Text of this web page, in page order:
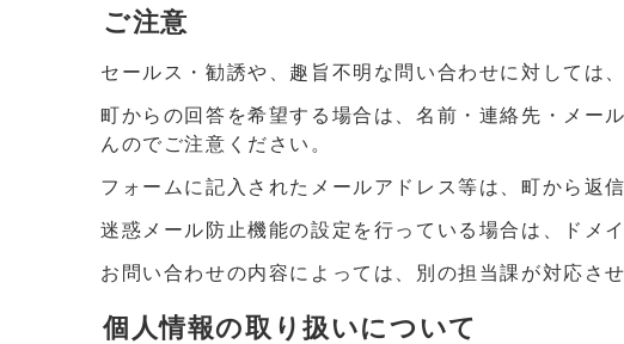
ご注意
セールス・勧誘や、趣旨不明な問い合わせに対しては
町からの回答を希望する場合は、名前・連絡先・メー
んのでご注意ください。
フォームに記入されたメールアドレス等は、町から返
迷惑メール防止機能の設定を行っている場合は、ド
お問い合わせの内容によっては、別の担当課が対応さ
個人情報の取り扱いについて